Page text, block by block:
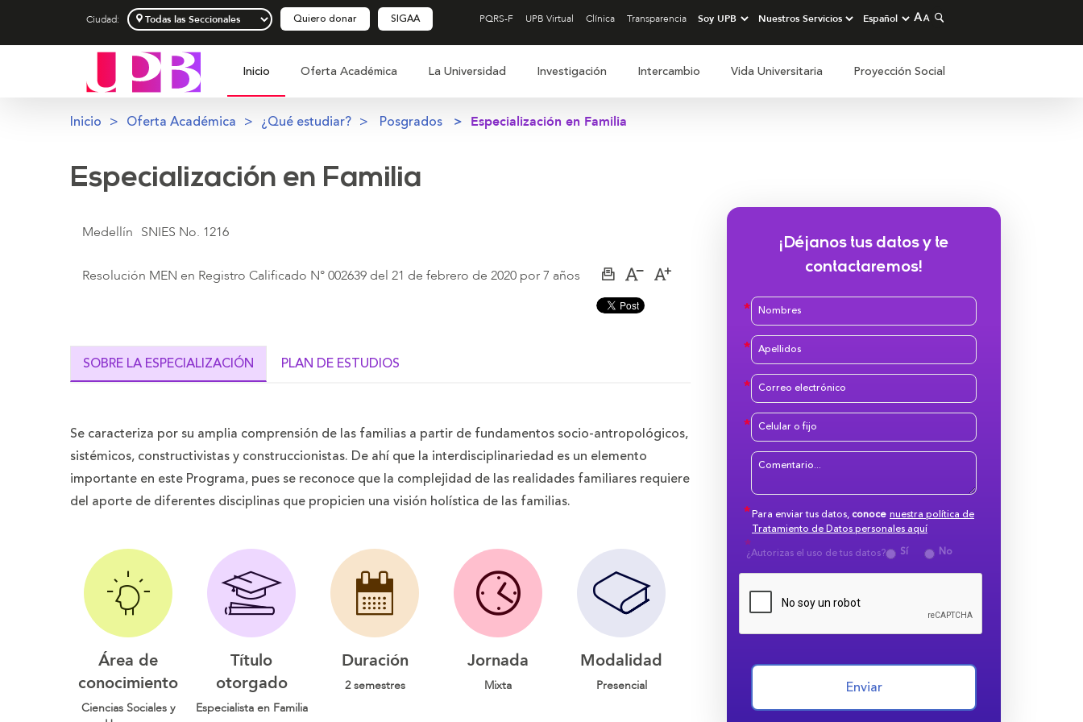
Ciudad: Quiero donar SIGAA PQRS-F UPB Virtual Clínica Transparencia
Inicio Oferta Académica La Universidad Investigación Intercambio Vida Universitaria Proyección Social
Inicio Oferta Académica ¿Qué estudiar? Posgrados Especialización en Familia
Especialización en Familia
Medellín SNIES No. 1216
Resolución MEN en Registro Calificado N° 002639 del 21 de febrero de 2020 por 7 años
ImprimirAumentar
tamaño
de
Disminuir
SOBRE LA ESPECIALIZACIÓN PLAN DE ESTUDIOS
Se caracteriza por su amplia comprensión de las familias a partir de fundamentos socio-antropológicos,
sistémicos, constructivistas y construccionistas. De ahí que la interdisciplinariedad es un elemento
importante en este Programa, pues se reconoce que la complejidad de las realidades familiares requiere
del aporte de diferentes disciplinas que propicien una visión holística de las familias.
Área de
conocimiento
Ciencias Sociales y
Título
otorgado
Especialista en Familia
Duración
2 semestres
Jornada
Mixta
Modalidad
Presencial
¡Déjanos tus datos y te
contactaremos!
Para enviar tus datos,conoce nuestra política de
Tratamiento de Datos personales aquí
¿Autorizas el uso de tus datos?
Sí No
Enviar